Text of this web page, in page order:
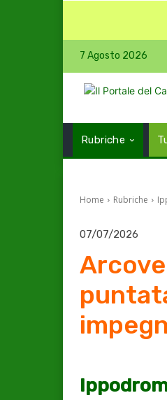
7 Agosto 2026
Rubriche
Home Rubriche
07/07/2026